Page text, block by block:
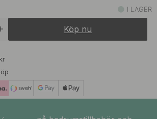
Svart Läder
Läder
Mässing/Brunt Läder
I LAGER
Köp nu